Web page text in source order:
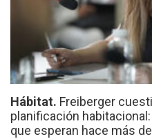
Hábitat. Freiberger
planificación
que esperan hace más